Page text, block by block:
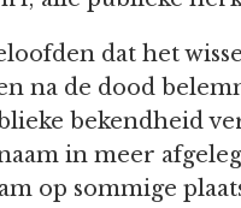
dat het
na de dood
bekendheid
in meer
op sommige